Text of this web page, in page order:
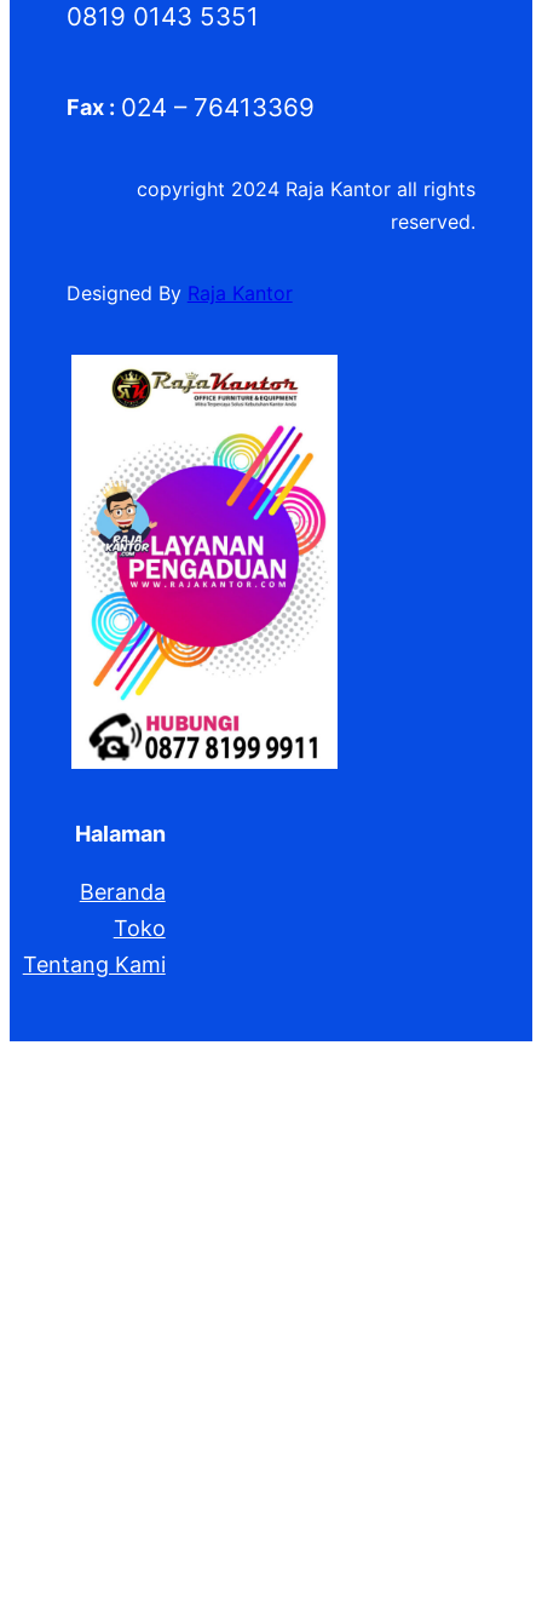
0819 0143 5351
Fax : 024 – 76413369
copyright 2024 Raja Kantor all rights
reserved.
Designed By Raja Kantor
Halaman
Beranda
Toko
Tentang Kami